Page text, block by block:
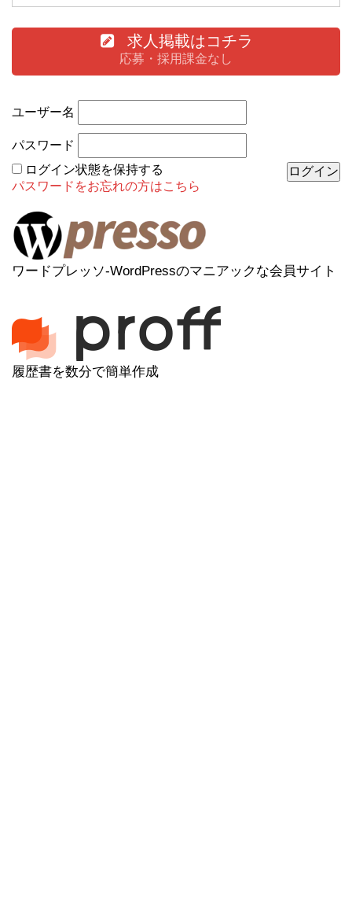
求人掲載はコチラ
応募・採用課金なし
ユーザー名
パスワード
ログイン状態を保持する
パスワードをお忘れの方はこちら
ワードプレッソ-WordPressのマニアックな会員サイト
履歴書を数分で簡単作成